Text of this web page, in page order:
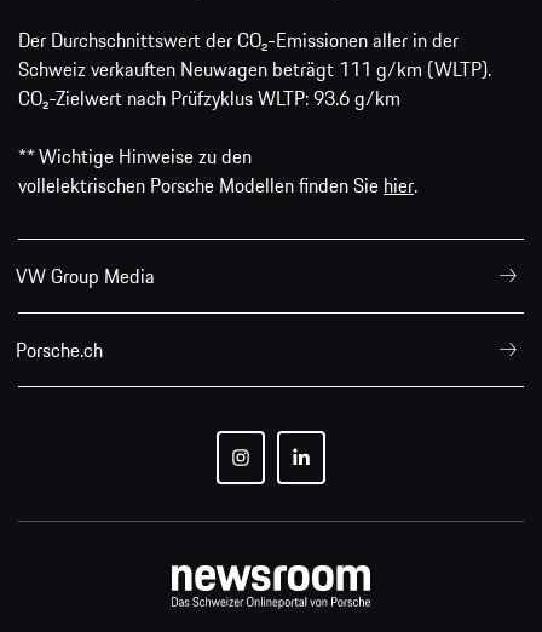
Der Durchschnittswert der CO₂-Emissionen aller in der
Schweiz verkauften Neuwagen beträgt 111 g/km (WLTP).
CO₂-Zielwert nach Prüfzyklus WLTP: 93.6 g/km
** Wichtige Hinweise zu den
vollelektrischen Porsche Modellen finden Sie hier.
VW Group Media
Porsche.ch